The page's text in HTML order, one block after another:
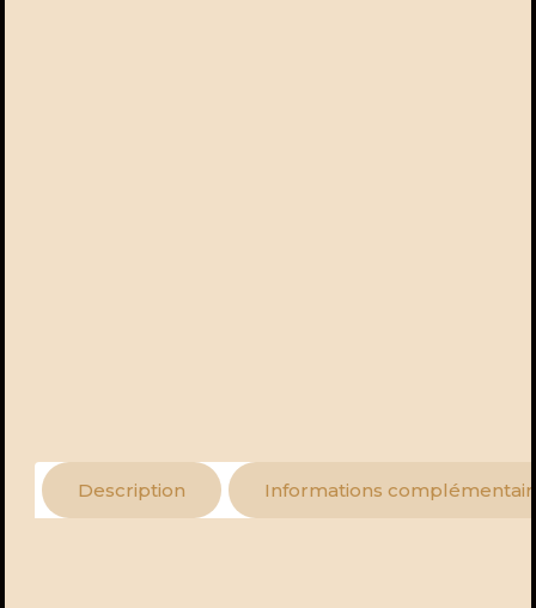
Description Informations